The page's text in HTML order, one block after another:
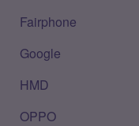
Fairphone
Google
HMD
OPPO